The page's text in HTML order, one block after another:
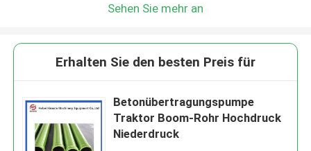
Sehen Sie mehr an
Erhalten Sie den besten Preis für
Betonübertragungspumpe
Traktor Boom-Rohr Hochdruck
Niederdruck